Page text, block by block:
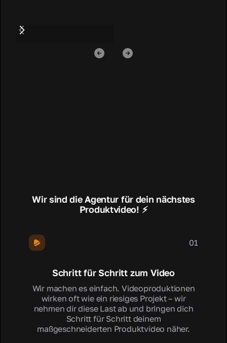
Wir sind die Agentur für dein nächstes
Produktvideo! ⚡️
01
Schritt für Schritt zum Video
Wir machen es einfach. Videoproduktionen
wirken oft wie ein riesiges Projekt – wir
nehmen dir diese Last ab und bringen dich
Schritt für Schritt deinem
maßgeschneiderten Produktvideo näher.